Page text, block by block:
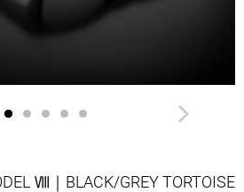
Ⅷ｜BLACK/GREY TORTOISE